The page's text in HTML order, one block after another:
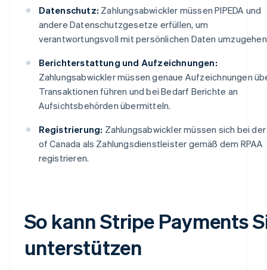
Datenschutz: Zahlungsabwickler müssen PIPEDA und
andere Datenschutzgesetze erfüllen, um
verantwortungsvoll mit persönlichen Daten
Berichterstattung und Aufzeichnungen:
Zahlungsabwickler müssen genaue Aufzeichnungen
Transaktionen führen und bei Bedarf Berichte an
Aufsichtsbehörden übermitteln.
Registrierung: Zahlungsabwickler müssen sich bei der
of Canada als Zahlungsdienstleister gemäß dem RPAA
registrieren.
So kann Stripe Payments
unterstützen